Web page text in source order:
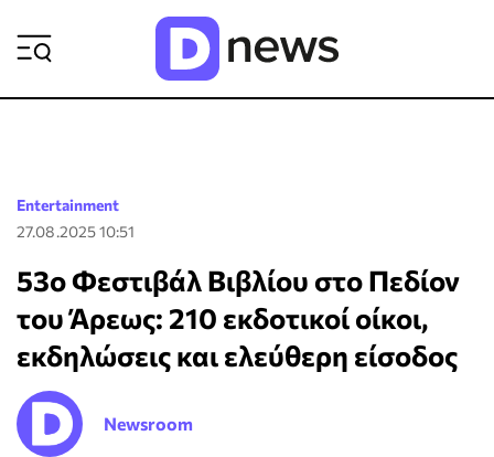
Entertainment
27.08.2025 10:51
53ο Φεστιβάλ Βιβλίου στο Πεδίον
του Άρεως: 210 εκδοτικοί οίκοι,
εκδηλώσεις και ελεύθερη είσοδος
Newsroom